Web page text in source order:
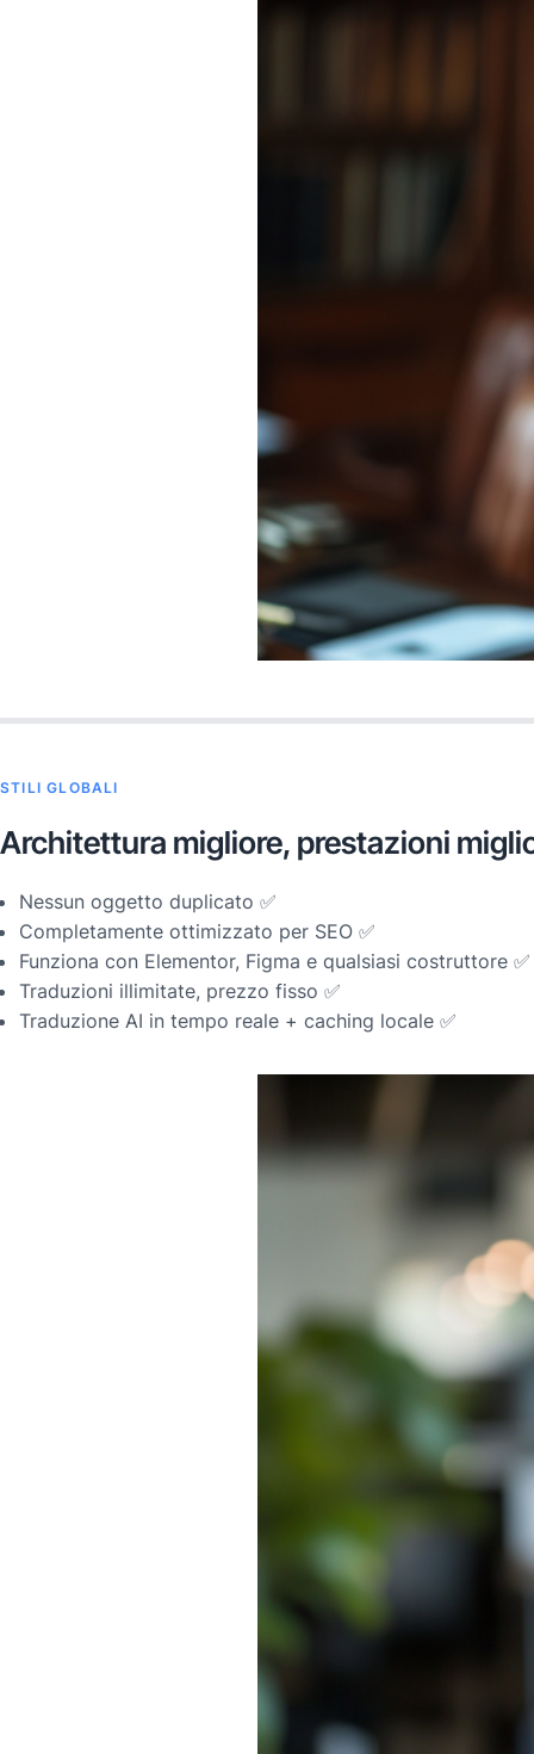
STILI GLOBALI
Architettura migliore, prestazioni
Nessun oggetto duplicato ✅
Completamente ottimizzato per SEO ✅
Funziona con Elementor, Figma e qualsiasi costruttore ✅
Traduzioni illimitate, prezzo fisso ✅
Traduzione AI in tempo reale + caching locale ✅